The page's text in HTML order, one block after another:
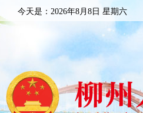
今天是： 2026年8月8日 星期六